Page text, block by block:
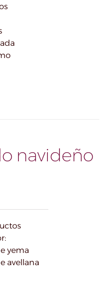
navideño
yema
avellana